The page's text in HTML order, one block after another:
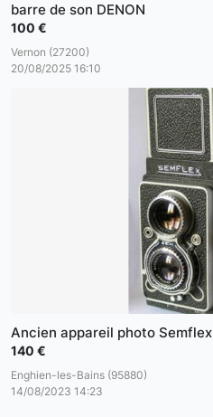
barre de son DENON
100 €
Vernon (27200)
20/08/2025 16:10
Ancien appareil photo Semflex
140 €
Enghien-les-Bains (95880)
14/08/2023 14:23